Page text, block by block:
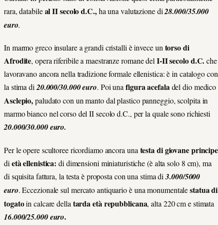
rara, databileal II secolo d.C.,ha una valutazione di28.000/35.000
euro.
In marmo greco insulare a grandi cristalli è invece untorso di
Afrodite, opera riferibile a maestranze romane delI-II secolo d.C.che
lavoravano ancora nella tradizione formale ellenistica: è in catalogo con
la stima di20.000/30.000 euro. Poi unafigura acefaladel dio medico
Asclepio,paludato con un manto dal plastico panneggio, scolpita in
marmo bianco nel corso del II secolo d.C., per la quale sono richiesti
20.000/30.000 euro.
Per le opere scultoree ricordiamo ancora una testa di giovane principe
di età ellenistica:di dimensioni miniaturistiche (è alta solo 8 cm), ma
di squisita fattura, la testa è proposta con una stima di3.000/5000
euro. Eccezionale sul mercato antiquario è una monumentalestatua di
togatoin calcare della tarda età repubblicana, alta 220 cm e stimata
16.000/25.000 euro.